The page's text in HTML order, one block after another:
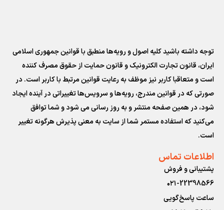
توجه داشته باشید کلیه اصول و رویه‏‌ها منطبق با قوانین جمهوری اسلامی
ایران، قانون تجارت الکترونیک و قانون حمایت از حقوق مصرف کننده
است و متعاقبا کاربر نیز موظف به رعایت قوانین مرتبط با کاربر است. در
صورتی که در قوانین مندرج، رویه‏‌ها و سرویس‏‌ها تغییراتی در آینده ایجاد
شود، در همین صفحه منتشر و به روز رسانی می شود و شما توافق
می‏‌کنید که استفاده مستمر شما از سایت به معنی پذیرش هرگونه تغییر
است.
اطلاعات تماس
پشتیبانی و فروش
۰۲۱-22398566
ساعت پاسخ‌گویی